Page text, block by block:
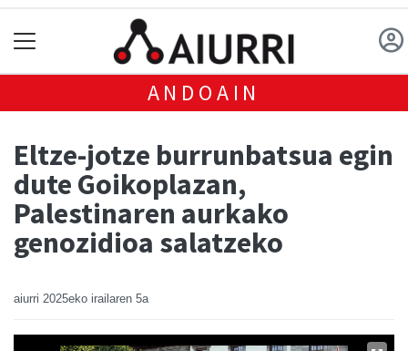
ANDOAIN
Eltze-jotze burrunbatsua egin
dute Goikoplazan,
Palestinaren aurkako
genozidioa salatzeko
aiurri 2025eko irailaren 5a